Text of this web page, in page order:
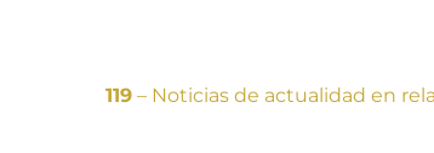
119 – Noticias de actualidad en